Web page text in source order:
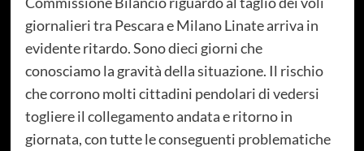
giornalieri tra Pescara e Milano Linate arriva in
evidente ritardo. Sono dieci giorni che
conosciamo la gravità della situazione. Il rischio
che corrono molti cittadini pendolari di vedersi
togliere il collegamento andata e ritorno in
giornata, con tutte le conseguenti problematiche